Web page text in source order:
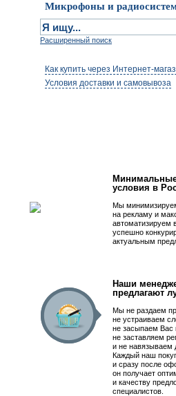
Микрофоны и
Расширенный поиск
Как купить через Интернет-
Условия доставки и самовывоза
условия в
Мы
на рекламу и
автоматизируем
успешно
актуальным
Наши
предлагают
Мы не раздаем
не устраиваем
не засыпаем Вас
не заставляем
и не навязываем
Каждый наш
и сразу после
он получает
и качеству
специалистов.